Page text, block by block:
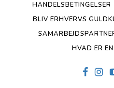
HANDELSBETINGELSER
BLIV ERHVERVS
HVAD ER